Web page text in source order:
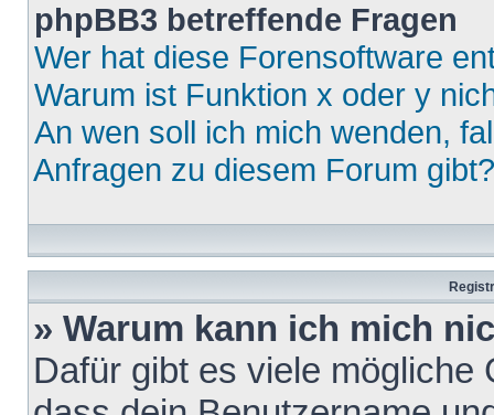
phpBB3 betreffende Fragen
Wer hat diese Forensoftware
Warum ist Funktion x oder y
An wen soll ich mich wenden,
Anfragen zu diesem Forum gibt?
» Warum kann ich mich
Dafür gibt es viele